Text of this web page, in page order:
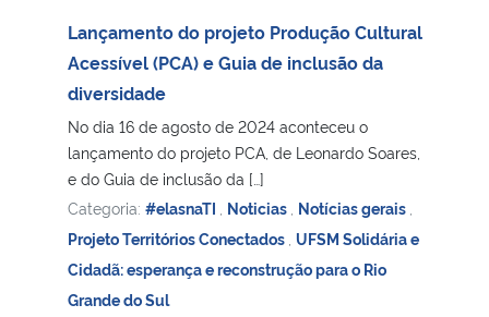
Lançamento do projeto Produção Cultural
Acessível (PCA) e Guia de inclusão da
diversidade
No dia 16 de agosto de 2024 aconteceu o
lançamento do projeto PCA, de Leonardo Soares,
e do Guia de inclusão da […]
Categoria: #elasnaTI Noticias Notícias gerais
Projeto Territórios Conectados UFSM Solidária e
Cidadã: esperança e reconstrução para o Rio
Grande do Sul